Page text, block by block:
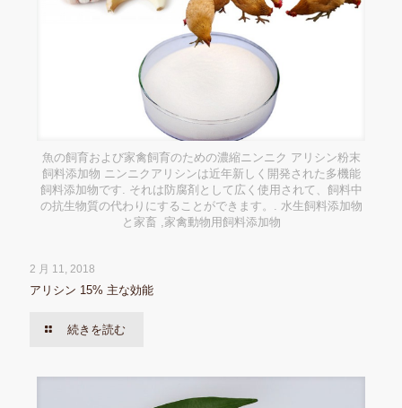
魚の飼育および家禽飼育のための濃縮ニンニク アリシン粉末
飼料添加物 ニンニクアリシンは近年新しく開発された多機能
飼料添加物です. それは防腐剤として広く使用されて、飼料中
の抗生物質の代わりにすることができます。. 水生飼料添加物
と家畜 ,家禽動物用飼料添加物
2 月 11, 2018
アリシン 15% 主な効能
続きを読む